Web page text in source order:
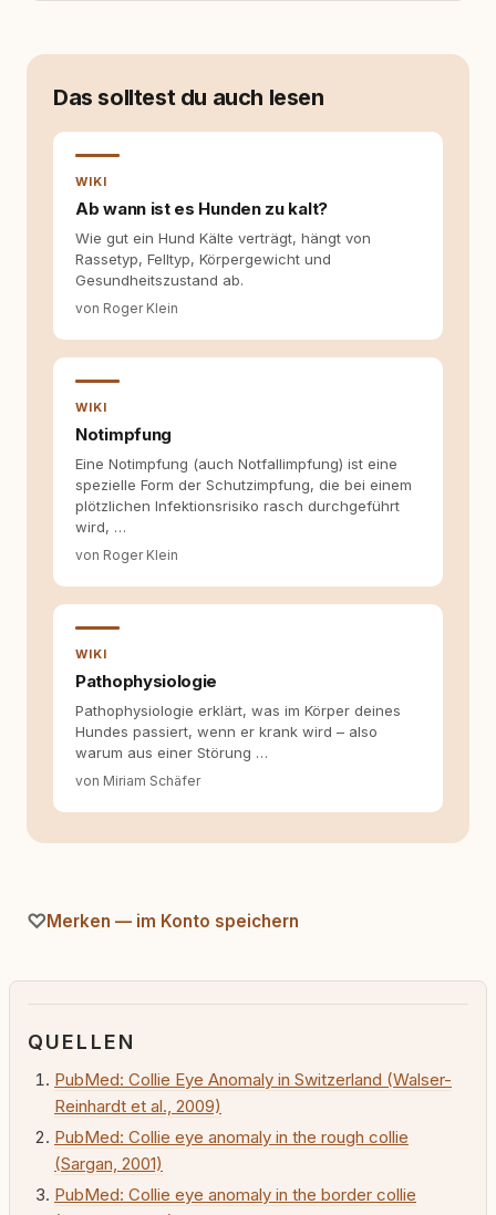
erlebt habe, wie verantwortungsvoll und
kann. Dieser Perspektivwechsel begleitet
beteiligt, an denen aus Ideen fertige Beiträge
Inhalte, schreibe Artikel, begleite Gastbeiträge
die Social-Media-Kanäle. Mein Blick richtet
sich dabei immer auf das grosse Ganze:
Welche Themen sind relevant? Welche
Fragen stehen dahinter? Und wie lassen sich
Selbstreflexion und Bereitschaft zum
Hinterfragen zusammenkommen. Mit meinen
Texten möchte ich genau dazu beitragen.
Das solltest du auch lesen
WIKI
Ab wann ist es Hunden zu kalt?
Wie gut ein Hund Kälte verträgt, hängt von
Rassetyp, Felltyp, Körpergewicht und
Gesundheitszustand ab.
von Roger Klein
WIKI
Notimpfung
Eine Notimpfung (auch Notfallimpfung) ist eine
spezielle Form der Schutzimpfung, die bei einem
plötzlichen Infektionsrisiko rasch durchgeführt
wird, …
von Roger Klein
WIKI
Pathophysiologie
Pathophysiologie erklärt, was im Körper deines
Hundes passiert, wenn er krank wird – also
warum aus einer Störung …
von Miriam Schäfer
Merken — im Konto speichern
QUELLEN
PubMed: Collie Eye Anomaly in Switzerland (Walser-
Reinhardt et al., 2009)
PubMed: Collie eye anomaly in the rough collie
(Sargan, 2001)
PubMed: Collie eye anomaly in the border collie